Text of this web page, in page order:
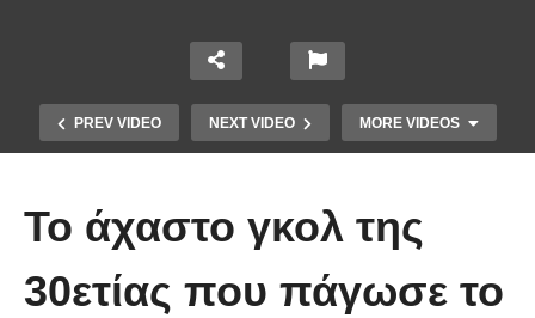
PREV VIDEO NEXT VIDEO MORE VIDEOS
To άχαστο γκολ της
30ετίας που πάγωσε το